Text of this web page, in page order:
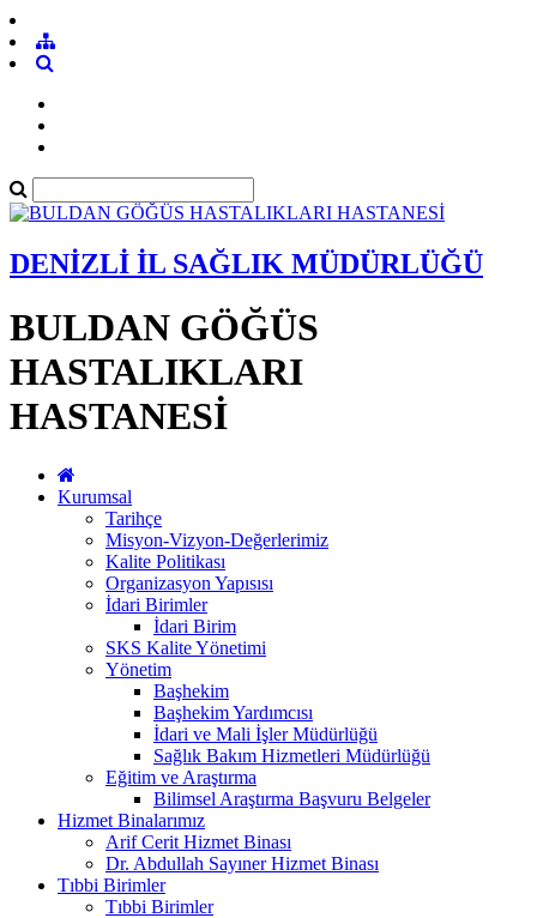
DENİZLİ İL SAĞLIK MÜDÜRLÜĞÜ
BULDAN GÖĞÜS
HASTALIKLARI
HASTANESİ
Kurumsal
Tarihçe
Misyon-Vizyon-Değerlerimiz
Kalite Politikası
Organizasyon Yapısısı
İdari Birimler
İdari Birim
SKS Kalite Yönetimi
Yönetim
Başhekim
Başhekim Yardımcısı
İdari ve Mali İşler Müdürlüğü
Sağlık Bakım Hizmetleri Müdürlüğü
Eğitim ve Araştırma
Bilimsel Araştırma Başvuru Belgeler
Hizmet Binalarımız
Arif Cerit Hizmet Binası
Dr. Abdullah Sayıner Hizmet Binası
Tıbbi Birimler
Tıbbi Birimler